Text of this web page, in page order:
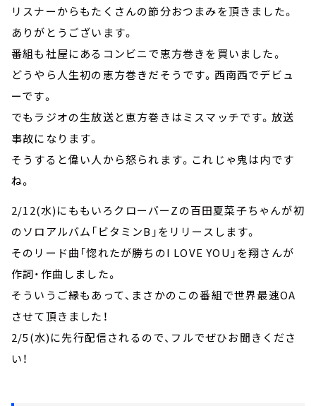
リスナーからもたくさんの節分おつまみを頂きました。
ありがとうございます。
番組も社屋にあるコンビニで恵方巻きを買いました。
どうやら人生初の恵方巻きだそうです。西南西でデビュ
ーです。
でもラジオの生放送と恵方巻きはミスマッチです。放送
事故になります。
そうすると偉い人から怒られます。これじゃ鬼は内です
ね。
2/12(水)にももいろクローバーZの百田夏菜子ちゃんが初
のソロアルバム「ビタミンB」をリリースします。
そのリード曲「惚れたが勝ちのI LOVE YOU」を翔さんが
作詞・作曲しました。
そういうご縁もあって、まさかのこの番組で世界最速OA
させて頂きました！
2/5(水)に先行配信されるので、フルでぜひお聞きくださ
い！